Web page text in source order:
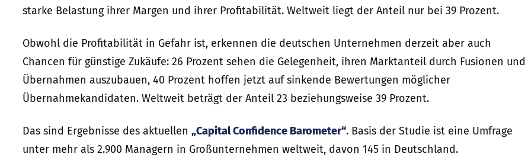
starke Belastung ihrer Margen und ihrer Profitabilität. Weltweit liegt der Anteil nur bei 39 Prozent.
Obwohl die Profitabilität in Gefahr ist, erkennen die deutschen Unternehmen derzeit aber auch
Chancen für günstige Zukäufe: 26 Prozent sehen die Gelegenheit, ihren Marktanteil durch Fusionen und
Übernahmen auszubauen, 40 Prozent hoffen jetzt auf sinkende Bewertungen möglicher
Übernahmekandidaten. Weltweit beträgt der Anteil 23 beziehungsweise 39 Prozent.
Das sind Ergebnisse des aktuellen „Capital Confidence Barometer“. Basis der Studie ist eine Umfrage
unter mehr als 2.900 Managern in Großunternehmen weltweit, davon 145 in Deutschland.